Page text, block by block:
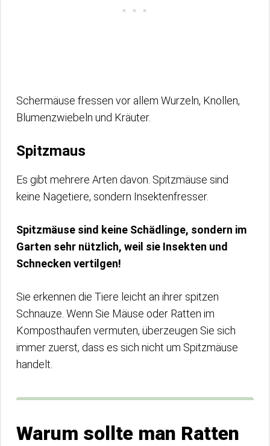
Schermäuse fressen vor allem Wurzeln, Knollen,
Blumenzwiebeln und Kräuter.
Spitzmaus
Es gibt mehrere Arten davon. Spitzmäuse sind
keine Nagetiere, sondern Insektenfresser.
Spitzmäuse sind keine Schädlinge, sondern im
Garten sehr nützlich, weil sie Insekten und
Schnecken vertilgen!
Sie erkennen die Tiere leicht an ihrer spitzen
Schnauze. Wenn Sie Mäuse oder Ratten im
Komposthaufen vermuten, überzeugen Sie sich
immer zuerst, dass es sich nicht um Spitzmäuse
handelt.
Warum sollte man Ratten